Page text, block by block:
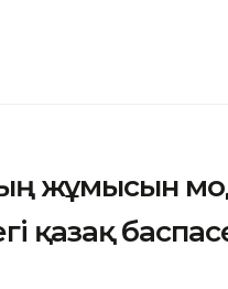
жұмысын
қазақ